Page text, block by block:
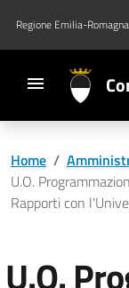
Vai al contenuto
Vai al footer
Regione Emilia-Romagna
Home /
U.O.
Rapporti con
U.O.